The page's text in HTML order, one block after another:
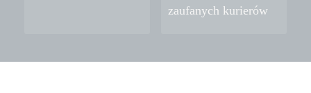
zaufanych kurierów